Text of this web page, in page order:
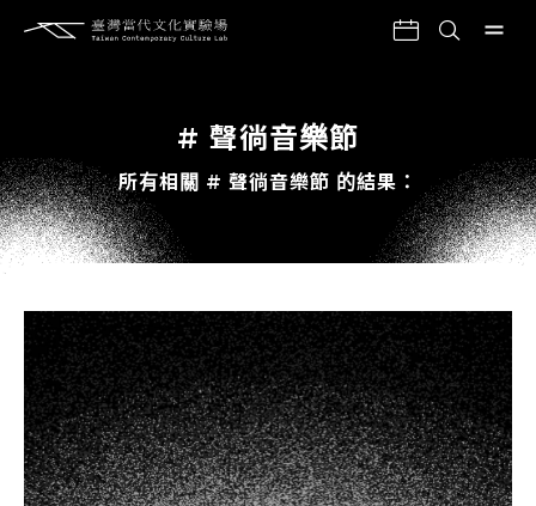
# 聲徜音樂節
所有相關 # 聲徜音樂節 的結果：